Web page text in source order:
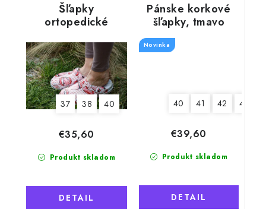
Šľapky
ortopedické
STONES, dámske
37 38 40
Produkt skladom
€35,60
DETAIL
Pánske korkové
šľapky, tmavo
hnedé
Novinka
40 41 42 43
Produkt skladom
€39,60
DETAIL